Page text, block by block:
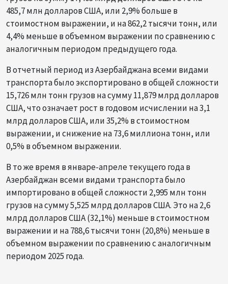
485,7 млн долларов США, или 2,9% больше в
стоимостном выражении, и на 862,2 тысячи тонн, или
4,4% меньше в объемном выражении по сравнению с
аналогичным периодом предыдущего года.
В отчетный период из Азербайджана всеми видами
транспорта было экспортировано в общей сложности
15,726 млн тонн грузов на сумму 11,879 млрд долларов
США, что означает рост в годовом исчислении на 3,1
млрд долларов США, или 35,2% в стоимостном
выражении, и снижение на 73,6 миллиона тонн, или
0,5% в объемном выражении.
В то же время в январе-апреле текущего года в
Азербайджан всеми видами транспорта было
импортировано в общей сложности 2,995 млн тонн
грузов на сумму 5,525 млрд долларов США. Это на 2,6
млрд долларов США (32,1%) меньше в стоимостном
выражении и на 788,6 тысячи тонн (20,8%) меньше в
объемном выражении по сравнению с аналогичным
периодом 2025 года.